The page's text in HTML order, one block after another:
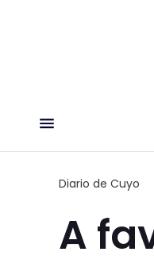
Diario de Cuyo
A